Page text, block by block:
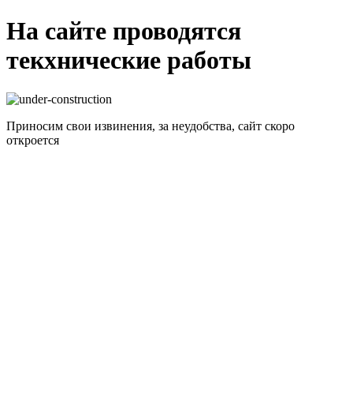
На сайте проводятся
текхнические работы
Приносим свои извинения, за неудобства, сайт скоро
откроется